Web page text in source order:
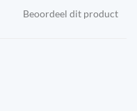
Beoordeel dit product